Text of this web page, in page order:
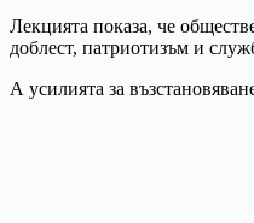
Лекцията показа, че
доблест, патриотизъм и
А усилията за